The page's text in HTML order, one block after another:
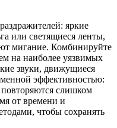
яркие
или светящиеся ленты,
мигание. Комбинируйте
на наиболее уязвимых
звуки, движущиеся
эффективностью:
слишком
от времени и
чтобы сохранять